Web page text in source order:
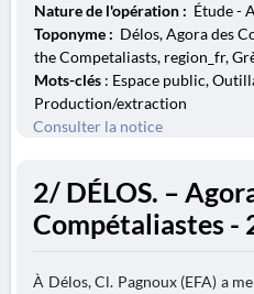
Nature de l'opération : Étude -
Toponyme : Délos, Agora des
the Competaliasts, region_fr,
Mots-clés : Espace public,
Production/extraction
Consulter la notice
2/ DÉLOS. –
Compétaliastes -
À Délos, Cl. Pagnoux (EFA) a